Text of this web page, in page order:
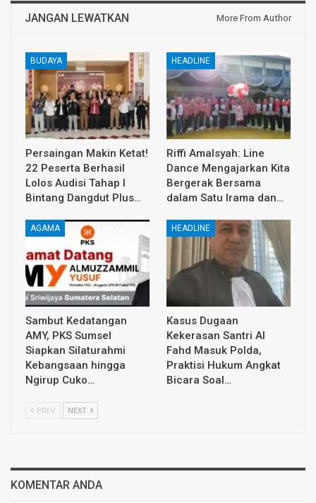
JANGAN LEWATKAN More From Author
BUDAYA
Persaingan Makin Ketat!
22 Peserta Berhasil
Lolos Audisi Tahap I
Bintang Dangdut Plus…
HEADLINE
Riffi Amalsyah: Line
Dance Mengajarkan Kita
Bergerak Bersama
dalam Satu Irama dan…
AGAMA
Sambut Kedatangan
AMY, PKS Sumsel
Siapkan Silaturahmi
Kebangsaan hingga
Ngirup Cuko…
HEADLINE
Kasus Dugaan
Kekerasan Santri Al
Fahd Masuk Polda,
Praktisi Hukum Angkat
Bicara Soal…
PREV NEXT
KOMENTAR ANDA